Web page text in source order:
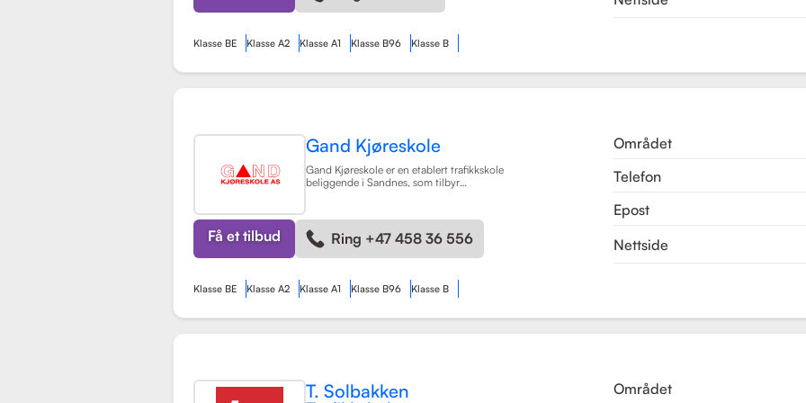
Klasse BE Klasse A2 Klasse A1 Klasse B96 Klasse B
Gand Kjøreskole
Gand Kjøreskole er en etablert trafikkskole
beliggende i Sandnes, som tilbyr
på opplæring for personbiler, både med
manuell og automatgir, samt motorsykler
(klasse A, A1) og tilhengere (BE). Les mer
Få et tilbud Ring +47 458 36 556
Området
Telefon
Epost
Nettside
Klasse BE Klasse A2 Klasse A1 Klasse B96 Klasse B
T. Solbakken
Området